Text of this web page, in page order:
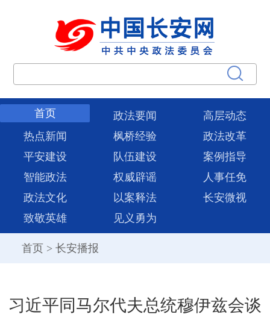
首页 政法要闻
高层动态
热点新闻
枫桥经验
政法改革
平安建设
队伍建设
案例指导
智能政法
权威辟谣
人事任免
政法文化
以案释法
长安微视
致敬英雄
见义勇为
首页 > 长安播报
习近平同马尔代夫总统穆伊兹会谈